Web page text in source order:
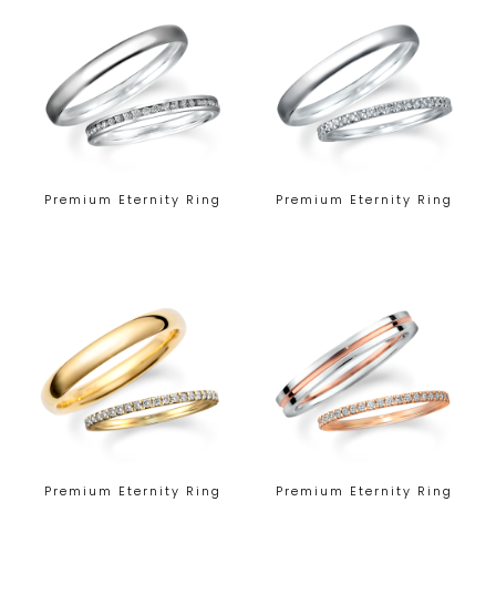
Premium Eternity Ring Premium Eternity Ring
Premium Eternity Ring Premium Eternity Ring